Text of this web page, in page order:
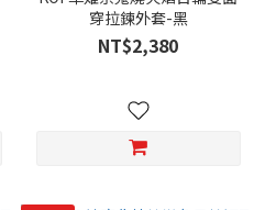
穿拉鍊外套-黑
NT$2,380